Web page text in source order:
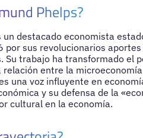
Phelps?
un destacado economista
por sus revolucionarios
Su trabajo ha transformado el
entre la
una voz influyente en
y su defensa de la
cultural en la economía.